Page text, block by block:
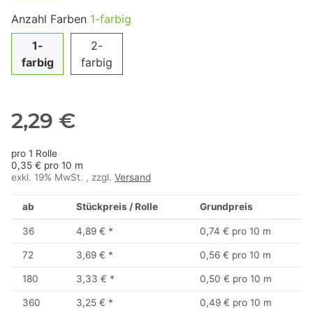
Anzahl Farben 1-farbig
1-
farbig
2-
farbig
2,29 €
pro 1 Rolle
0,35 € pro 10 m
exkl. 19% MwSt. , zzgl. Versand
ab Stückpreis / Rolle Grundpreis
36 4,89 € * 0,74 € pro 10 m
72 3,69 € * 0,56 € pro 10 m
180 3,33 € * 0,50 € pro 10 m
360 3,25 € * 0,49 € pro 10 m